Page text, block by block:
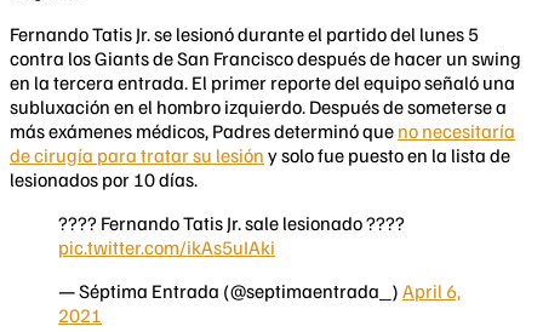
Fernando Tatis Jr. se lesionó durante el partido del lunes 5
contra los Giants de San Francisco después de hacer un swing
en la tercera entrada. El primer reporte del equipo señaló una
subluxación en el hombro izquierdo. Después de someterse a
más exámenes médicos, Padres determinó que no necesitaría
de cirugía para tratar su lesión y solo fue puesto en la lista de
lesionados por 10 días.
???? Fernando Tatis Jr. sale lesionado ????
pic.twitter.com/ikAs5uIAki
— Séptima Entrada (@septimaentrada_) April 6,
2021